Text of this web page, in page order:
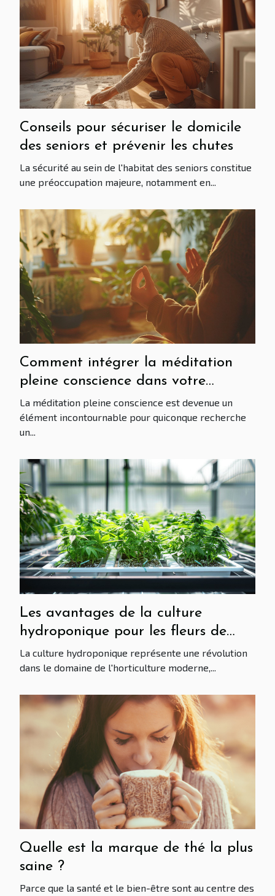
Conseils pour sécuriser le domicile
des seniors et prévenir les chutes
La sécurité au sein de l'habitat des seniors constitue
une préoccupation majeure, notamment en...
Comment intégrer la méditation
pleine conscience dans votre
routine quotidienne
La méditation pleine conscience est devenue un
élément incontournable pour quiconque recherche
un...
Les avantages de la culture
hydroponique pour les fleurs de
CBD
La culture hydroponique représente une révolution
dans le domaine de l'horticulture moderne,...
Quelle est la marque de thé la plus
saine ?
Parce que la santé et le bien-être sont au centre des